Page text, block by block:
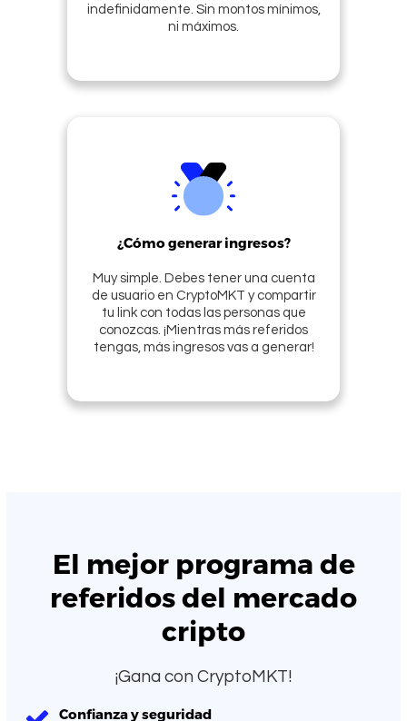
indefinidamente. Sin montos mínimos,
ni máximos.
¿Cómo generar ingresos?
Muy simple. Debes tener una cuenta
de usuario en CryptoMKT y compartir
tu link con todas las personas que
conozcas. ¡Mientras más referidos
tengas, más ingresos vas a generar!
El mejor programa de
referidos del mercado
cripto
¡Gana con CryptoMKT!
Confianza y seguridad